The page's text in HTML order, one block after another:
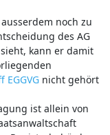
noch zu
des AG
kann er damit
EGGVGnicht gehört
ist allein von